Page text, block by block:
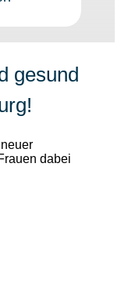
gesund
!
dabei